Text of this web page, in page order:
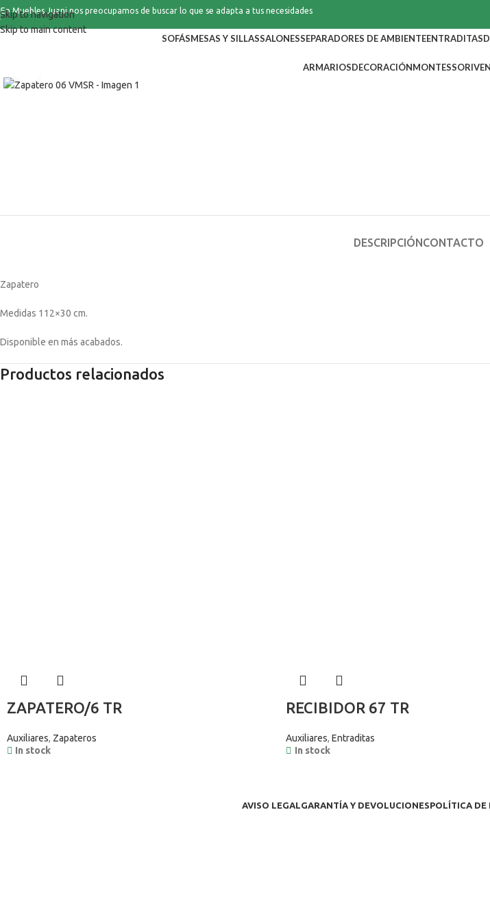
Skip to navigation
Skip to main content
En Muebles Juani nos preocupamos de buscar lo que se adapta a tus necesidades
SOFÁSMESAS Y SILLASSALONESSEPARADORES DE AMBIENTEENTRADITAS
ARMARIOSDECORACIÓNMONTESSORI
DESCRIPCIÓNCONTACTO
Zapatero
Medidas 112×30 cm.
Disponible en más acabados.
Productos relacionados
ZAPATERO/6 TR
Auxiliares, Zapateros
In stock
RECIBIDOR 67 TR
Auxiliares, Entraditas
In stock
AVISO LEGALGARANTÍA Y DEVOLUCIONESPOLÍTICA DE